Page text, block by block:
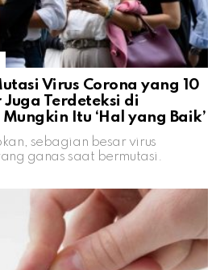
Virus Corona yang 10
Terdeteksi di
Itu ‘Hal yang Baik’
sebagian besar virus
ganas saat bermutasi.